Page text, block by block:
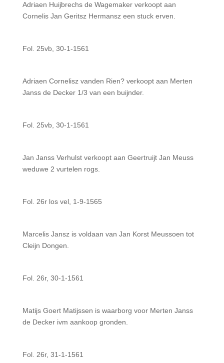
Adriaen Huijbrechs de Wagemaker verkoopt aan
Cornelis Jan Geritsz Hermansz een stuck erven.
Fol. 25vb, 30-1-1561
Adriaen Cornelisz vanden Rien? verkoopt aan Merten
Janss de Decker 1/3 van een buijnder.
Fol. 25vb, 30-1-1561
Jan Janss Verhulst verkoopt aan Geertruijt Jan Meuss
weduwe 2 vurtelen rogs.
Fol. 26r los vel, 1-9-1565
Marcelis Jansz is voldaan van Jan Korst Meussoen tot
Cleijn Dongen.
Fol. 26r, 30-1-1561
Matijs Goert Matijssen is waarborg voor Merten Janss
de Decker ivm aankoop gronden.
Fol. 26r, 31-1-1561